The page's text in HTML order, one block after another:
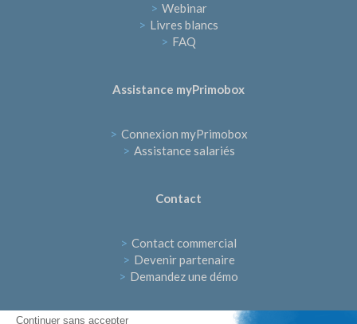
> Webinar
> Livres blancs
> FAQ
Assistance myPrimobox
> Connexion myPrimobox
> Assistance salariés
Contact
> Contact commercial
> Devenir partenaire
> Demandez une démo
Continuer sans accepter